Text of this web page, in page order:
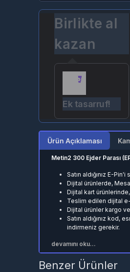
Birlikte al
kazan
Ek tasarruf!
Ürün Açıklaması
Metin2 300 Ejder Parası
Satın aldığınız E-Pin'i
Dijital ürünlerde,
Dijital kart
Teslim edilen dijital e-
Dijital ürünler kargo
Satın aldığınız kod,
indirmeniz gerekir.
devamını oku...
Benzer Ürünler